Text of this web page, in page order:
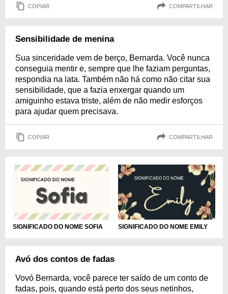
COPIAR COMPARTILHAR
Sensibilidade de menina
Sua sinceridade vem de berço, Bernarda. Você nunca
conseguia mentir e, sempre que lhe faziam perguntas,
respondia na lata. Também não há como não citar sua
sensibilidade, que a fazia enxergar quando um
amiguinho estava triste, além de não medir esforços
para ajudar quem precisava.
COPIAR COMPARTILHAR
SIGNIFICADO DO NOME SOFIA SIGNIFICADO DO NOME EMILY
Avó dos contos de fadas
Vovó Bernarda, você parece ter saído de um conto de
fadas, pois, quando está perto dos seus netinhos,